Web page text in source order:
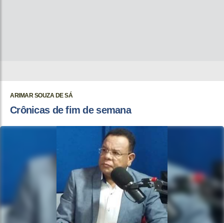
ARIMAR SOUZA DE SÁ
Crônicas de fim de semana